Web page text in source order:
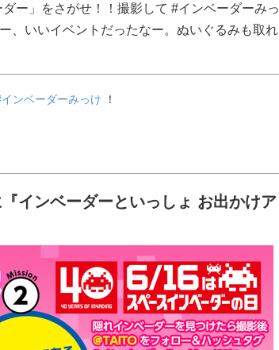
ー」をさがせ！！撮影して #インベーダーみっ
、いいイベントだったなー。ぬいぐるみも取れ
ンベーダーみっけ ！
インベーダーといっしょ お出かけア